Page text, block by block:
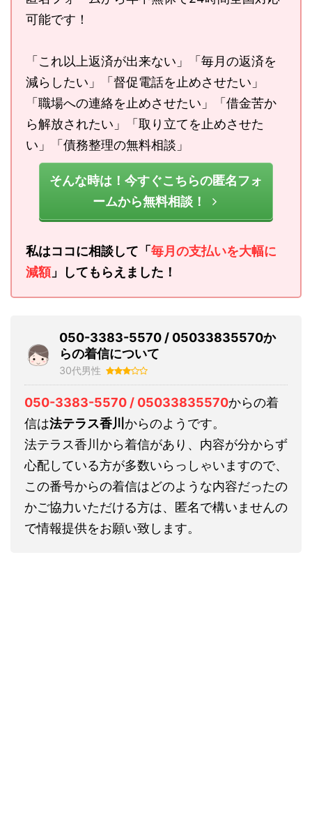
可能です！
「これ以上返済が出来ない」「毎月の返済を
減らしたい」「督促電話を止めさせたい」
「職場への連絡を止めさせたい」「借金苦か
ら解放されたい」「取り立てを止めさせた
い」「債務整理の無料相談」
そんな時は！今すぐこちらの匿名フォ
ームから無料相談！
私はココに相談して「 毎月の支払いを大幅に
減額」してもらえました！
050-3383-5570 / 05033835570か
らの着信について
30代男性
050-3383-5570 / 05033835570からの着
信は法テラス香川 からのようです。
法テラス香川から着信があり、内容が分からず
心配している方が多数いらっしゃいますので、
この番号からの着信はどのような内容だったの
かご協力いただける方は、匿名で構いませんの
で情報提供をお願い致します。